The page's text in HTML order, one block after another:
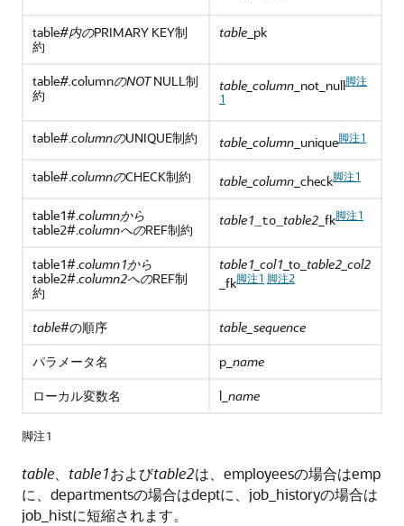
table#内のPRIMARY KEY制
約
table _pk
table#.columnのNOTNULL制
約
table_column _not_null脚注
1
table#.columnのUNIQUE制約 table_column _unique脚注1
table#.columnのCHECK制約 table_column _check脚注1
table1#.columnから
table2#.columnへのREF制約
table1 _to_ table2 _fk脚注1
table1#.column1から
table2#.column2へのREF制
約
table1_col1 _to_ table2_col2
_fk脚注1 脚注2
table#の順序
table_sequence
パラメータ名
p_ name
ローカル変数名
l_ name
脚注1
table、 table1およびtable2は、employeesの場合はemp
に、departmentsの場合はdeptに、job_historyの場合は
job_histに短縮されます。